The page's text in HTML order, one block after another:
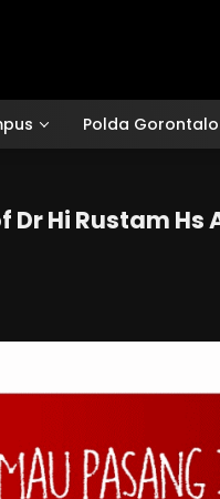
Polda Gorontalo
Hi Rustam Hs